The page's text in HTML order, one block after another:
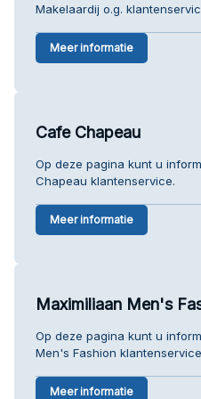
Makelaardij o.g.
Meer informatie
Cafe Chapeau
Op deze pagina kunt u
Chapeau klantenservice.
Meer informatie
Maximiliaan Men's
Op deze pagina kunt u
Men's Fashion
Meer informatie